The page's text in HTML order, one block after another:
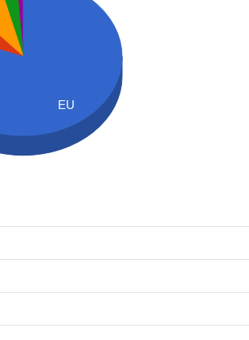
EU